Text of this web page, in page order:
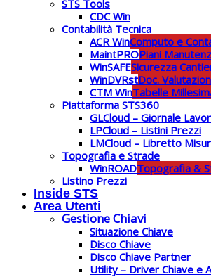
STS Tools
CDC Win
Contabilità Tecnica
ACR WinComputo e
MaintPROPiani
WinSAFESicurezza
WinDVRstDoc.
CTM WinTabelle
Piattaforma STS360
GLCloud – Giornale
LPCloud – Listini Prezzi
LMCloud – Libretto
Topografia e Strade
WinROADTopografia &
Listino Prezzi
Inside STS
Area Utenti
Gestione Chiavi
Situazione Chiave
Disco Chiave
Disco Chiave Partner
Utility – Driver Chiave e